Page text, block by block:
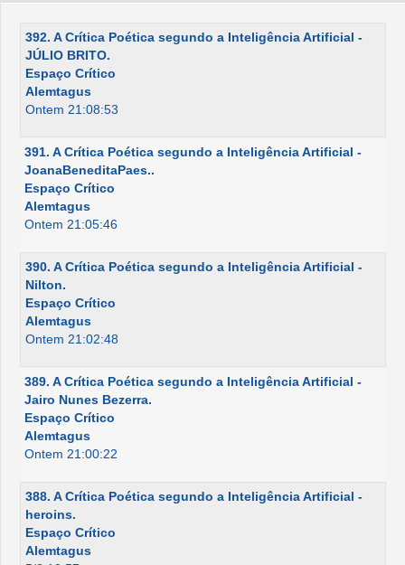
392. A Crítica Poética segundo a Inteligência Artificial -
JÚLIO BRITO.
Espaço Crítico
Alemtagus
Ontem 21:08:53
391. A Crítica Poética segundo a Inteligência Artificial -
JoanaBeneditaPaes..
Espaço Crítico
Alemtagus
Ontem 21:05:46
390. A Crítica Poética segundo a Inteligência Artificial -
Nilton.
Espaço Crítico
Alemtagus
Ontem 21:02:48
389. A Crítica Poética segundo a Inteligência Artificial -
Jairo Nunes Bezerra.
Espaço Crítico
Alemtagus
Ontem 21:00:22
388. A Crítica Poética segundo a Inteligência Artificial -
heroins.
Espaço Crítico
Alemtagus